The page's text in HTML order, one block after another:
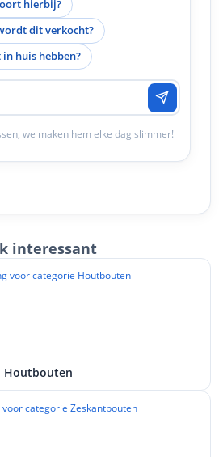
hierbij?
dit verkocht?
huis hebben?
we maken hem elke dag slimmer!
interessant
Houtbouten